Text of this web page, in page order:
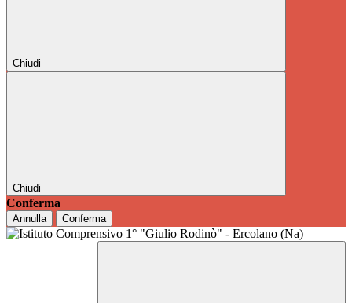
Chiudi
Chiudi
Conferma
Annulla Conferma